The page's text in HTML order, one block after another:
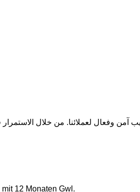
12 Monaten Gwl.